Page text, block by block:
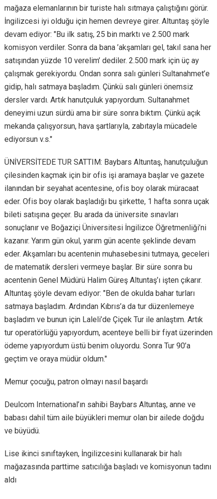
mağaza elemanlarının bir turiste halı sıtmaya çalıştığını görür.
İngilizcesi iyi olduğu için hemen devreye girer. Altuntaş şöyle
devam ediyor: "Bu ilk satış, 25 bin marktı ve 2.500 mark
komisyon verdiler. Sonra da bana ’akşamları gel, takıl sana her
satışından yüzde 10 verelim’ dediler. 2.500 mark için üç ay
çalışmak gerekiyordu. Ondan sonra salı günleri Sultanahmet’e
gidip, halı satmaya başladım. Çünkü salı günleri önemsiz
dersler vardı. Artık hanutçuluk yapıyordum. Sultanahmet
deneyimi uzun sürdü ama bir süre sonra bıktım. Çünkü açık
mekanda çalışyorsun, hava şartlarıyla, zabıtayla mücadele
ediyorsun v.s."
ÜNİVERSİTEDE TUR SATTIM: Baybars Altuntaş, hanutçuluğun
çilesinden kaçmak için bir ofis işi aramaya başlar ve gazete
ilanından bir seyahat acentesine, ofis boy olarak müracaat
eder. Ofis boy olarak başladığı bu şirkette, 1 hafta sonra uçak
bileti satışına geçer. Bu arada da üniversite sınavları
sonuçlanır ve Boğaziçi Üniversitesi İngilizce Öğretmenliği’ni
kazanır. Yarım gün okul, yarım gün acente şeklinde devam
eder. Akşamları bu acentenin muhasebesini tutmaya, geceleri
de matematik dersleri vermeye başlar. Bir süre sonra bu
acentenin Genel Müdürü Halim Güreş Altuntaş’ı işten çıkarır.
Altuntaş şöyle devam ediyor: "Ben de okulda bahar turları
satmaya başladım. Ardından Kıbrıs’a da tur düzenlemeye
başladım ve bunun için Laleli’de Çiçek Tur ile anlaştım. Artık
tur operatörlüğü yapıyordum, acenteye belli bir fiyat üzerinden
ödeme yapıyordum üstü benim oluyordu. Sonra Tur 90’a
geçtim ve oraya müdür oldum."
Memur çocuğu, patron olmayı nasıl başardı
Deulcom International’ın sahibi Baybars Altuntaş, anne ve
babası dahil tüm aile büyükleri memur olan bir ailede doğdu
ve büyüdü.
Lise ikinci sınıftayken, İngilizcesini kullanarak bir halı
mağazasında parttime satıcılığa başladı ve komisyonun tadını
aldı